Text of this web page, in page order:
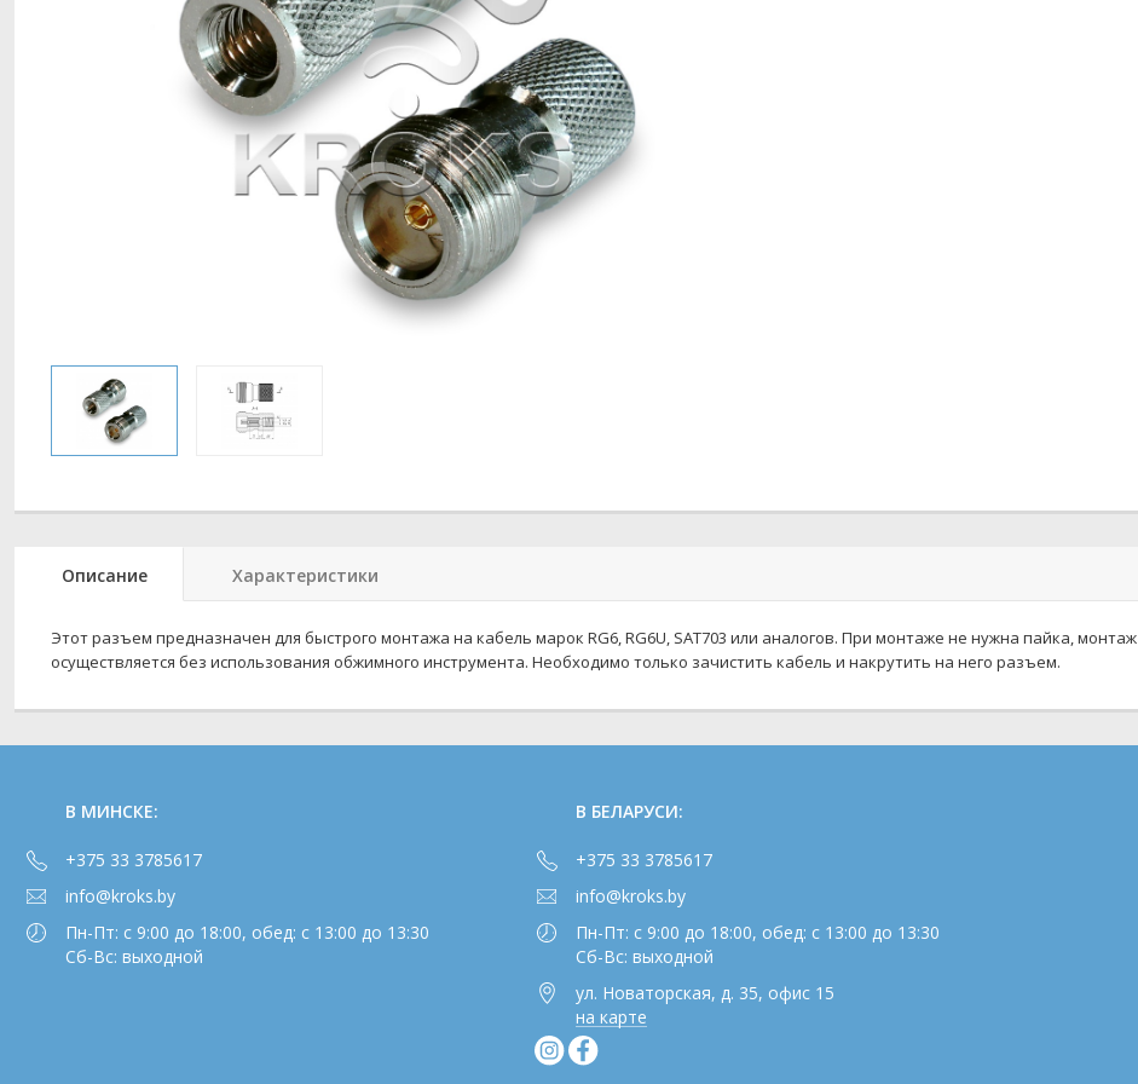
Описание Характеристики
Этот разъем предназначен для быстрого монтажа на кабель марок RG6, RG6U, SAT703 или аналогов. При монтаже не нужна пайка, монтаж
осуществляется без использования обжимного инструмента. Необходимо только зачистить кабель и накрутить на него разъем.
В МИНСКЕ:
+375 33 3785617
info@kroks.by
Пн-Пт: с 9:00 до 18:00, обед: с 13:00 до 13:30
Сб-Вс: выходной
В БЕЛАРУСИ:
+375 33 3785617
info@kroks.by
Пн-Пт: с 9:00 до 18:00, обед: с 13:00 до 13:30
Сб-Вс: выходной
ул. Новаторская, д. 35, офис 15
на карте